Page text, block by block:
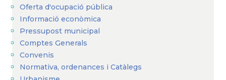
Oferta d'ocupació pública
Informació econòmica
Pressupost municipal
Comptes Generals
Convenis
Normativa, ordenances i Catàlegs